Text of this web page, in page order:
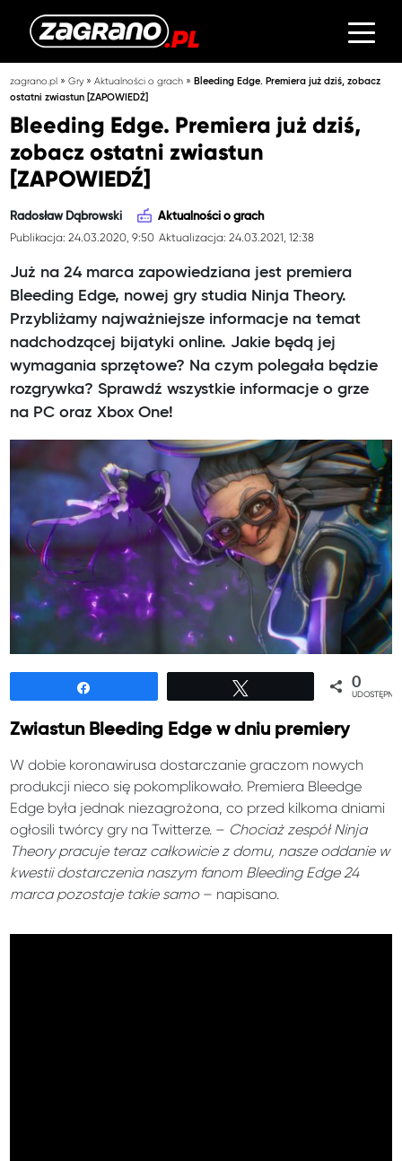
zagrano.pl »Gry»Aktualności o grach »Bleeding Edge. Premiera już dziś, zobacz
ostatni zwiastun [ZAPOWIEDŹ]
Bleeding Edge. Premiera już dziś,
zobacz ostatni zwiastun
[ZAPOWIEDŹ]
Radosław Dąbrowski Aktualności o grach
Publikacja: 24.03.2020, 9:50 Aktualizacja: 24.03.2021, 12:38
Już na 24 marca zapowiedziana jest premiera
Bleeding Edge, nowej gry studia Ninja Theory.
Przybliżamy najważniejsze informacje na temat
nadchodzącej bijatyki online. Jakie będą jej
wymagania sprzętowe? Na czym polegała będzie
rozgrywka? Sprawdź wszystkie informacje o grze
na PC oraz Xbox One!
0
Zwiastun Bleeding Edge w dniu premiery
W dobie koronawirusa dostarczanie graczom nowych
produkcji nieco się pokomplikowało. Premiera Bleedge
Edge była jednak niezagrożona, co przed kilkoma dniami
ogłosili twórcy gry na Twitterze. – Chociaż zespół Ninja
Theory pracuje teraz całkowicie z domu, nasze oddanie w
kwestii dostarczenia naszym fanom Bleeding Edge 24
marca pozostaje takie samo– napisano.